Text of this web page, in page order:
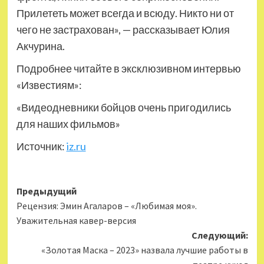
Прилететь может всегда и всюду. Никто ни от
чего не застрахован», — рассказывает Юлия
Акчурина.
Подробнее читайте в эксклюзивном интервью
«Известиям»:
«Видеодневники бойцов очень пригодились
для наших фильмов»
Источник:iz.ru
Навигация
записи
Предыдущий
Рецензия: Эмин Агаларов – «Любимая моя».
Уважительная кавер-версия
Следующий:
«Золотая Маска – 2023» назвала лучшие работы в